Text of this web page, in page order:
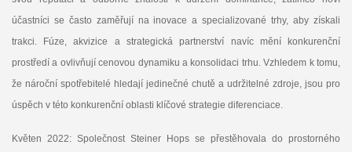
účastníci se často zaměřují na inovace a specializované trhy, aby získali
trakci. Fúze, akvizice a strategická partnerství navíc mění konkurenční
prostředí a ovlivňují cenovou dynamiku a konsolidaci trhu. Vzhledem k tomu,
že nároční spotřebitelé hledají jedinečné chutě a udržitelné zdroje, jsou pro
úspěch v této konkurenční oblasti klíčové strategie diferenciace.
Květen 2022: Společnost Steiner Hops se přestěhovala do prostorného